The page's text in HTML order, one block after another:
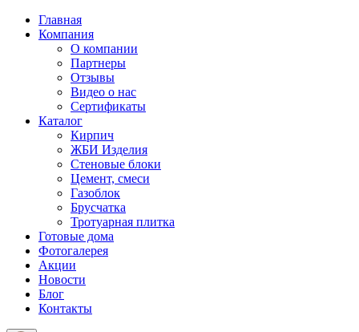
Главная
Компания
О компании
Партнеры
Отзывы
Видео о нас
Сертификаты
Каталог
Кирпич
ЖБИ Изделия
Стеновые блоки
Цемент, смеси
Газоблок
Брусчатка
Тротуарная плитка
Готовые дома
Фотогалерея
Акции
Новости
Блог
Контакты